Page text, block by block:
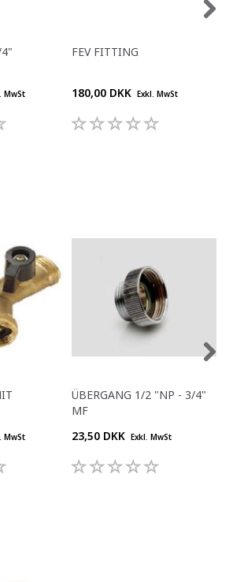
MwSt
FEV FITTING
180,00 DKK Exkl. MwSt
MwSt
ÜBERGANG 1/2 "NP - 3/4"
MF
23,50 DKK Exkl. MwSt